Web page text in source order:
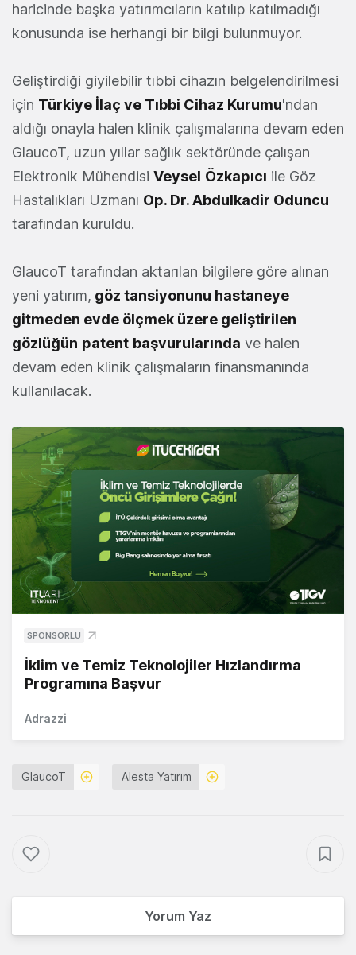
haricinde başka yatırımcıların katılıp katılmadığı
konusunda ise herhangi bir bilgi bulunmuyor.
Geliştirdiği giyilebilir tıbbi cihazın belgelendirilmesi
için Türkiye İlaç ve Tıbbi Cihaz Kurumu'ndan
aldığı onayla halen klinik çalışmalarına devam eden
GlaucoT, uzun yıllar sağlık sektöründe çalışan
Elektronik Mühendisi Veysel Özkapıcı ile Göz
Hastalıkları Uzmanı Op. Dr. Abdulkadir Oduncu
tarafından kuruldu.
GlaucoT tarafından aktarılan bilgilere göre alınan
yeni yatırım, göz tansiyonunu hastaneye
gitmeden evde ölçmek üzere geliştirilen
gözlüğün patent başvurularında ve halen
devam eden klinik çalışmaların finansmanında
kullanılacak.
SPONSORLU
İklim ve Temiz Teknolojiler Hızlandırma
Programına Başvur
Adrazzi
GlaucoT Alesta Yatırım
Yorum Yaz